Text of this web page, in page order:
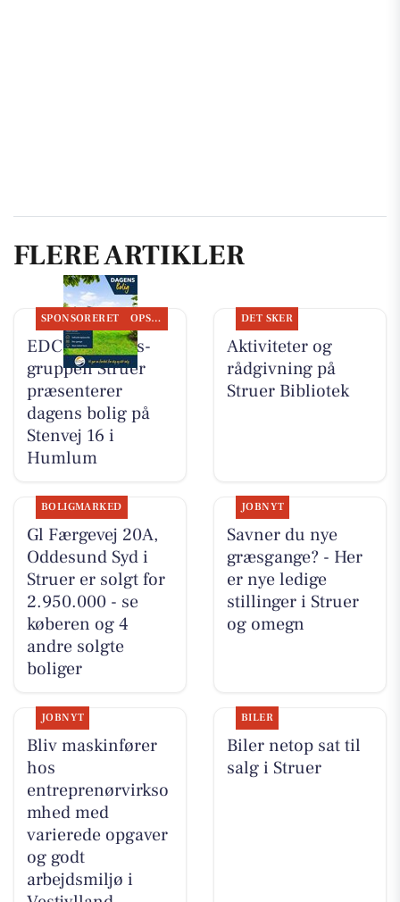
FLERE ARTIKLER
SPONSORERET OPSLAGSTAVLEN
EDC Ejen­doms­
grup­pen Struer
præsenterer
dagens bolig på
Stenvej 16 i
Humlum
DET SKER
Aktiviteter og
rådgivning på
Struer Bibliotek
BOLIGMARKED
Gl Færgevej 20A,
Oddesund Syd i
Struer er solgt for
2.950.000 - se
køberen og 4
andre solgte
boliger
JOBNYT
Savner du nye
græsgange? - Her
er nye ledige
stillinger i Struer
og omegn
JOBNYT
Bliv maskinfører
hos
entreprenørvirkso
mhed med
varierede opgaver
og godt
arbejdsmiljø i
BILER
Biler netop sat til
salg i Struer